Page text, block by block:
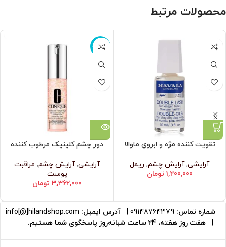
محصولات مرتبط
تقویت کننده مژه و ابروی ماوالا
آرایشی,آرایش چشم, ریمل
1,200,000 تومان
ناموجود
دور چشم کلینیک مرطوب کننده
آرایشی,آرایش چشم, مراقبت
پوست
3,362,000 تومان
شماره تماس: 09148764379
| آدرس ایمیل: info[@]hilandshop.com
|
هفت روز هفته، 24 ساعت شبانه‌روز پاسخگوی شما هستیم.